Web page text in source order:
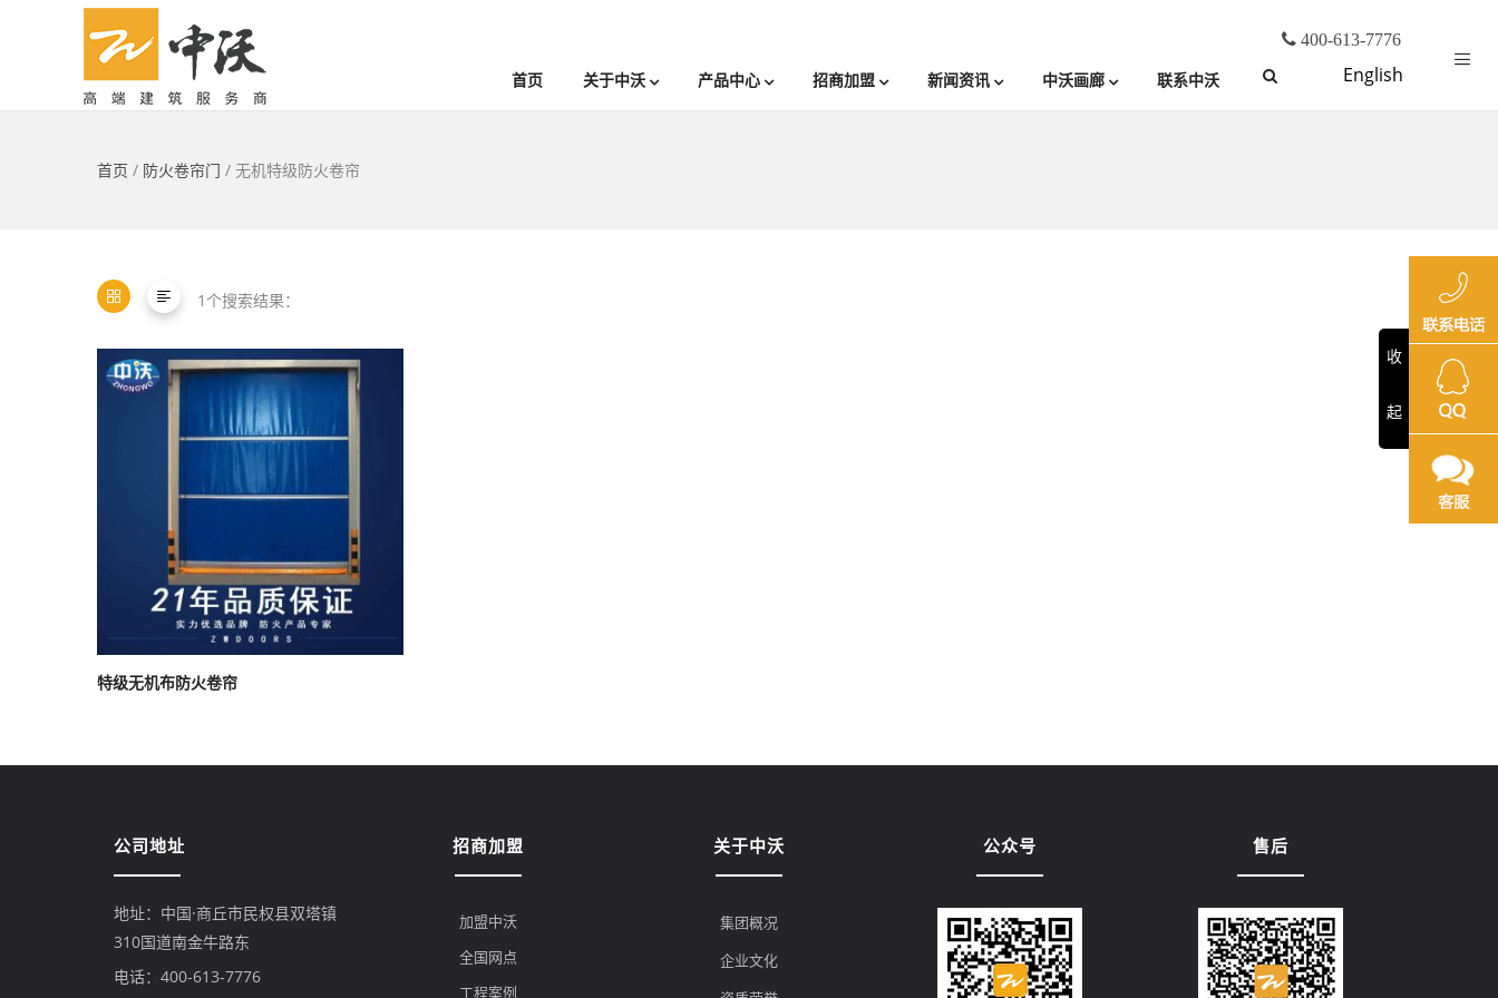
首页 关于中沃 产品中心 招商加盟 新闻资讯 中沃画廊 联系中沃
400-613-7776
English
首页 / 防火卷帘门 / 无机特级防火卷帘
1个搜索结果：
特级无机布防火卷帘
公司地址
地址：中国·商丘市民权县双塔镇
310国道南金牛路东
电话：400-613-7776
招商加盟
加盟中沃
全国网点
工程案例
关于中沃
集团概况
企业文化
公众号 售后
收
起